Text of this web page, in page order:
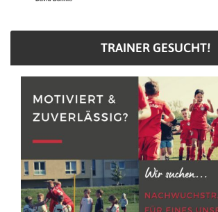
TRAINER GESUCHT!